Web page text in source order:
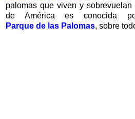
palomas que viven y
de América es conocida
Parque de las Palomas, sobre